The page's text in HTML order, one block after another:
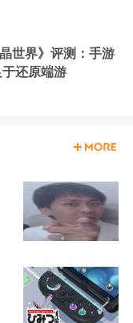
世界》评测：手游
还原端游